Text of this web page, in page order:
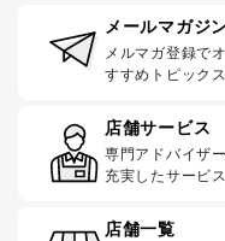
メールマガジ
メルマガ登録で
すすめトピック
店舗サービス
専門アドバイザ
充実したサービ
店舗一覧